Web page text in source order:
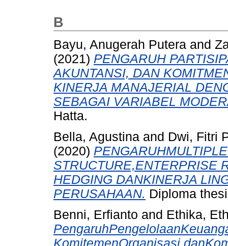
B
Bayu, Anugerah Putera and
(2021) PENGARUH
AKUNTANSI, DAN
KINERJA MANAJERIAL
SEBAGAI VARIABEL
Hatta.
Bella, Agustina and Dwi, Fitri
(2020)
STRUCTURE,ENTERPRISE
HEDGING DANKINERJA
PERUSAHAAN. Diploma
Benni, Erfianto and Ethika,